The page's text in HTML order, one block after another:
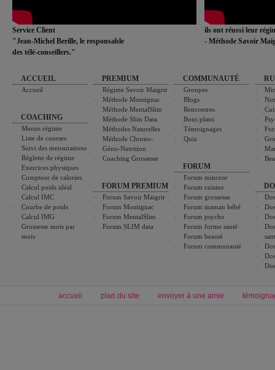
Service Client
"Jean-Michel Berille, le responsable
des télé-conseillers."
ils ont réussi leur
- Méthode Savoir
ACCUEIL
Accueil
COACHING
Menus régime
Liste de courses
Suivi des mensurations
Réglette de régime
Exercices physiques
Compteur de calories
Calcul poids idéal
Calcul IMC
Courbe de poids
Calcul IMG
Grossesse mois par
mois
PREMIUM
Régime Savoir Maigrir
Méthode Montignac
Méthode MentalSlim
Méthode Slim Data
Méthodes Naturelles
Méthode Chrono-
Géno-Nutrition
Coaching Grossesse
FORUM PREMIUM
Forum Savoir Maigrir
Forum Montignac
Forum MentalSlim
Forum SLIM data
COMMUNAUTÉ
Groupes
Blogs
Rencontres
Bons plans
Témoignages
Quiz
FORUM
Forum minceur
Forum cuisine
Forum grossesse
Forum maman bébé
Forum psycho
Forum forme santé
Forum beauté
Forum communauté
accueil plan du site envoyer à une amie